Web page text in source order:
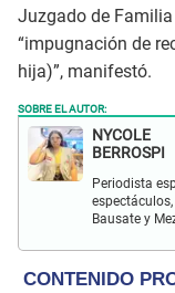
Juzgado de
“impugnación de
hija)”, manifestó.
SOBRE EL AUTOR:
NYCOLE
BERROSPI
Periodista
Bausate y
producción